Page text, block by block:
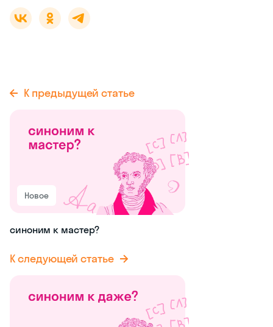
К предыдущей статье
Новое
синоним к мастер?
К следующей статье